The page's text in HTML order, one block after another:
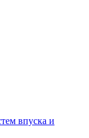
впуска и